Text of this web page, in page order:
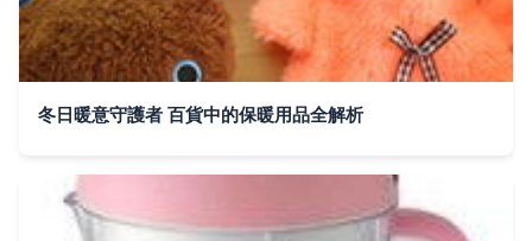
冬日暖意守護者 百貨中的保暖用品全解析